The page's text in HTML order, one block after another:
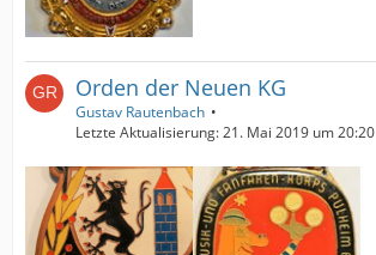
Orden der Neuen KG
Gustav Rautenbach
Letzte Aktualisierung:21. Mai 2019 um 20:20